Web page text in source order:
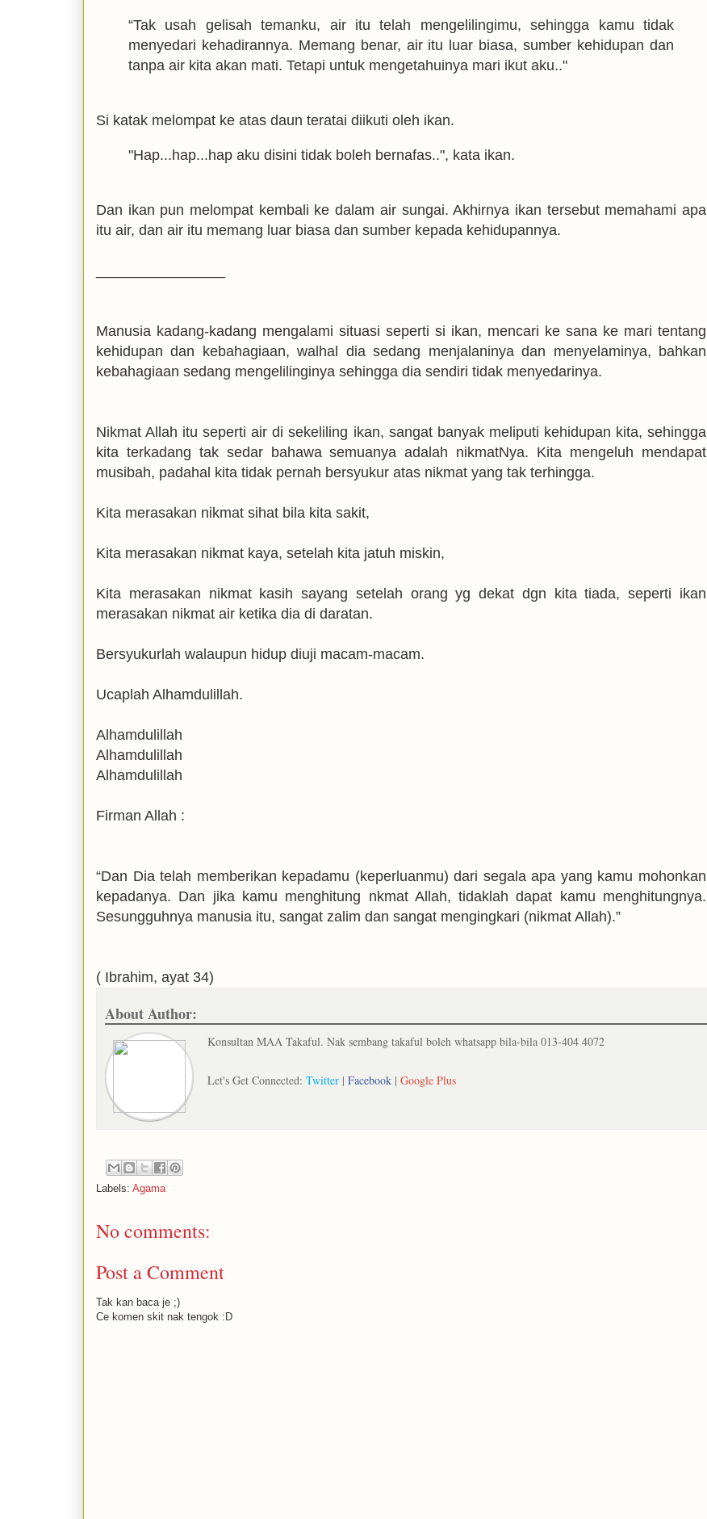
“Tak usah gelisah temanku, air itu telah mengelilingimu, sehingga kamu tidak
menyedari kehadirannya. Memang benar, air itu luar biasa, sumber kehidupan dan
tanpa air kita akan mati. Tetapi untuk mengetahuinya mari ikut aku.."
Si katak melompat ke atas daun teratai diikuti oleh ikan.
"Hap...hap...hap aku disini tidak boleh bernafas..", kata ikan.
Dan ikan pun melompat kembali ke dalam air sungai. Akhirnya ikan tersebut memahami apa
itu air, dan air itu memang luar biasa dan sumber kepada kehidupannya.
Manusia kadang-kadang mengalami situasi seperti si ikan, mencari ke sana ke mari tentang
kehidupan dan kebahagiaan, walhal dia sedang menjalaninya dan menyelaminya, bahkan
kebahagiaan sedang mengelilinginya sehingga dia sendiri tidak menyedarinya.
Nikmat Allah itu seperti air di sekeliling ikan, sangat banyak meliputi kehidupan kita, sehingga
kita terkadang tak sedar bahawa semuanya adalah nikmatNya. Kita mengeluh mendapat
musibah, padahal kita tidak pernah bersyukur atas nikmat yang tak terhingga.
Kita merasakan nikmat sihat bila kita sakit,
Kita merasakan nikmat kaya, setelah kita jatuh miskin,
Kita merasakan nikmat kasih sayang setelah orang yg dekat dgn kita tiada, seperti ikan
merasakan nikmat air ketika dia di daratan.
Bersyukurlah walaupun hidup diuji macam-macam.
Ucaplah Alhamdulillah.
Alhamdulillah
Alhamdulillah
Alhamdulillah
Firman Allah :
“Dan Dia telah memberikan kepadamu (keperluanmu) dari segala apa yang kamu mohonkan
kepadanya. Dan jika kamu menghitung nkmat Allah, tidaklah dapat kamu menghitungnya.
Sesungguhnya manusia itu, sangat zalim dan sangat mengingkari (nikmat Allah).”
( Ibrahim, ayat 34)
About Author:
Konsultan MAA Takaful. Nak sembang takaful boleh whatsapp bila-bila 013-404 4072
Let's Get Connected: Twitter| Facebook| Google Plus
Labels: Agama
No comments:
Post a Comment
Tak kan baca je ;)
Ce komen skit nak tengok :D